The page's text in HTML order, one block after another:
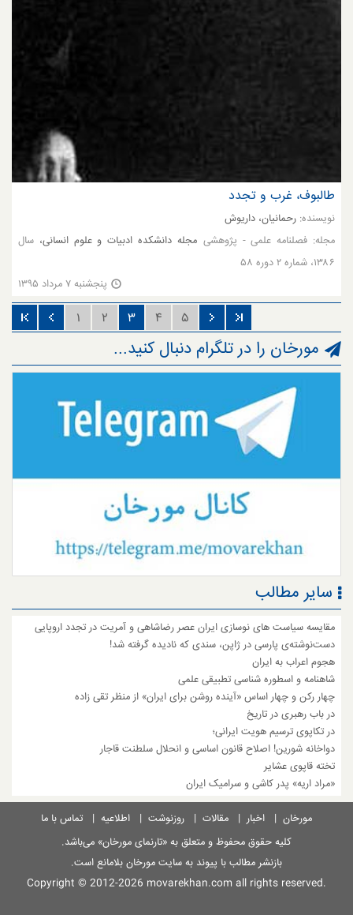
طالبوف، غرب و تجدد
نویسنده: رحمانیان، داریوش
مجله: فصلنامه علمی - پژوهشی مجله دانشکده ادبیات و علوم انسانی، سال
۱۳۸۶، شماره ۲ دوره ۵۸
پنجشنبه ۷ مرداد ۱۳۹۵
۱ ۲ ۳ ۴ ۵
مورخان را در تلگرام دنبال کنید...
سایر مطالب
مقایسه سیاست های نوسازی ایران عصر رضاشاهی و آمریت در تجدد اروپایی
دست‌نوشته‌ی پارسی در ژاپن، سندی که نادیده گرفته شد!
هجوم اعراب به ایران
شاهنامه و اسطوره شناسی تطبیقی علمی
چهار رکن و چهار اساس «آینده روشن برای ایران» از منظر تقی زاده
در باب رهبری در تاریخ
در تکاپوی ترسیم هویت ایرانی؛
دواخانه شورین! اصلاح قانون اساسی و انحلال سلطنت قاجار
تخته قاپوی عشایر
«مراد اریه» پدر کاشی و سرامیک ایران
مورخان | اخبار | مقالات | روزنوشت | اطلاعیه |
تماس با ما
کلیه حقوق محفوظ و متعلق به «تارنمای مورخان» می‌باشد.
بازنشر مطالب با پیوند به سایت مورخان بلامانع است.
Copyright © 2012-2026 movarekhan.com all rights reserved.